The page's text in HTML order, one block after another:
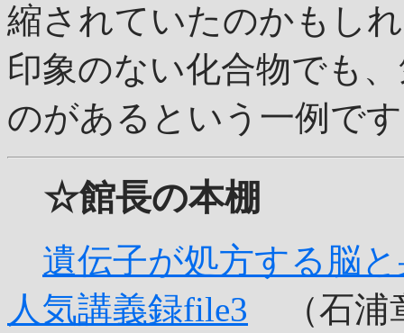
縮されていたのかもし
印象のない化合物でも
のがあるという一例で
☆館長の本棚
遺伝子が処方する脳
人気講義録file3 （石浦